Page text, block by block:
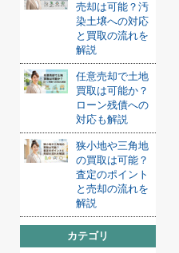
売却は可能？汚
染土壌への対応
と買取の流れを
解説
任意売却で土地
買取は可能か？
ローン残債への
対応も解説
狭小地や三角地
の買取は可能？
査定のポイント
と売却の流れを
解説
カテゴリ